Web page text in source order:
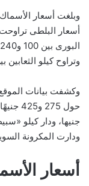
وبلغت أسعار
وتراوح كيلو الثعابين بين 100 و700
وكشفت بيانات
ودارت المكرونة السويسى حول
أسعار